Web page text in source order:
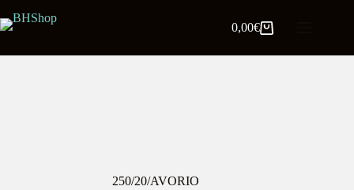
0,00€
250/20/AVORIO